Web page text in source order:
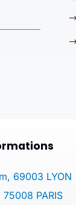
69003 LYON
75008 PARIS